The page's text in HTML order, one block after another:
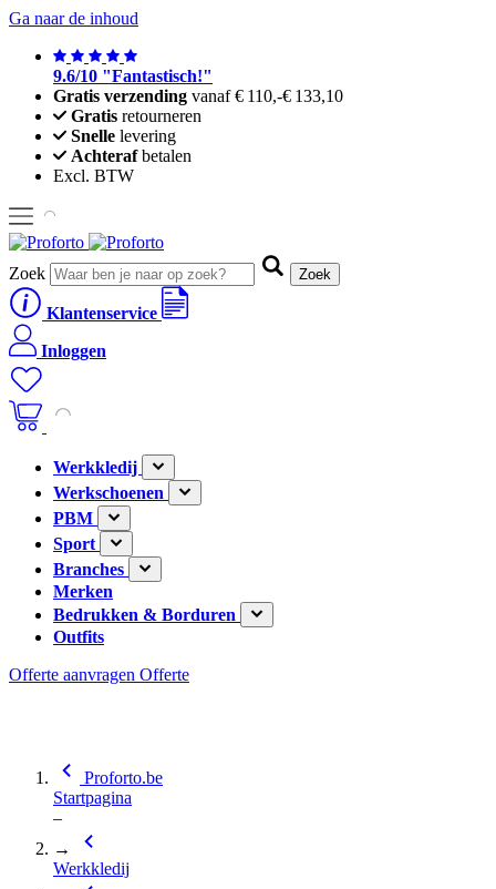
Ga naar de inhoud
9.6/10 "Fantastisch!"
Gratis verzending vanaf€ 110,-€ 133,10
Gratis retourneren
Snelle levering
Achterafbetalen
Excl. BTW
Zoek Zoek
Klantenservice
Inloggen
Werkkledij
Werkschoenen
PBM
Sport
Branches
Merken
Bedrukken & Borduren
Outfits
Offerte aanvragen Offerte
Proforto.be
Startpagina
–
→
Werkkledij